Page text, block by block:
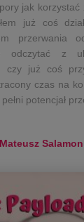
jak korzystać
już coś
przerwania
odczytać z
czy już coś
czas na
potencjał
Mateusz Salamon